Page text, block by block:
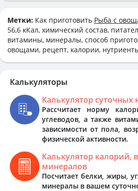
Метки: Как приготовить Рыба с
56,6 кКал, химический состав,
витамины, минералы, способ
овощами, рецепт, калории,
Калькуляторы
Калькулятор суточных
Рассчитает норму
углеводов, а также
зависимости от пола,
физической активности.
Калькулятор калорий,
минералов
Посчитает белки, жиры,
минералы в вашем